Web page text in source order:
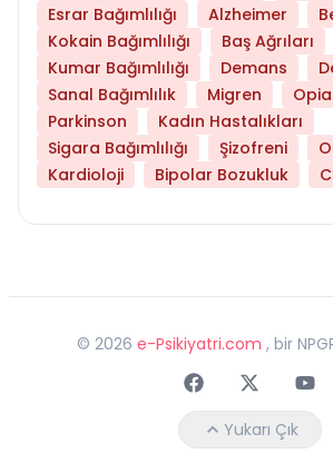
Esrar Bağımlılığı
Alzheimer
Kokain Bağımlılığı
Baş Ağrıları
Kumar Bağımlılığı
Demans
Sanal Bağımlılık
Migren
Parkinson
Kadın Hastalıkları
Sigara Bağımlılığı
Şizofreni
Kardioloji
Bipolar Bozukluk
© 2026 e-Psikiyatri.com , bir
FaceebokTwitter
Yukarı Çık